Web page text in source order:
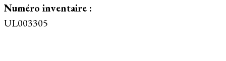
Numéro inventaire :
UL003305